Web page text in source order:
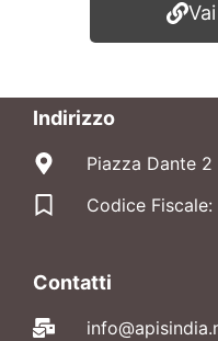
Indirizzo
Piazza Dante
Codice
Contatti